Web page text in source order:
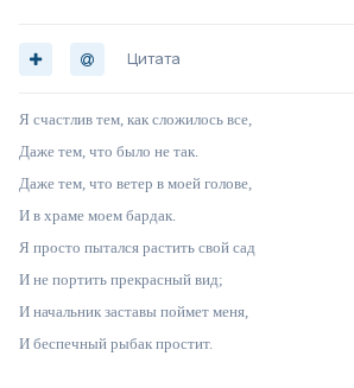
Цитата
Я счастлив тем, как сложилось все,
Даже тем, что было не так.
Даже тем, что ветер в моей голове,
И в храме моем бардак.
Я просто пытался растить свой сад
И не портить прекрасный вид;
И начальник заставы поймет меня,
И беспечный рыбак простит.